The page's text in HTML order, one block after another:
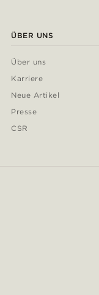
ÜBER UNS
Über uns
Karriere
Neue Artikel
Presse
CSR